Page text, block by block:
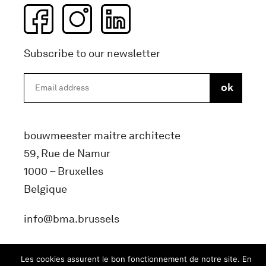
Subscribe to our newsletter
bouwmeester maitre architecte
59, Rue de Namur
1000 – Bruxelles
Belgique
info@bma.brussels
Les cookies assurent le bon fonctionnement de notre site. En